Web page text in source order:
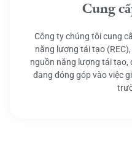
Cung
Công ty chúng tôi cung
năng lượng tái tạo
nguồn năng lượng tái tạo,
đang đóng góp vào việc